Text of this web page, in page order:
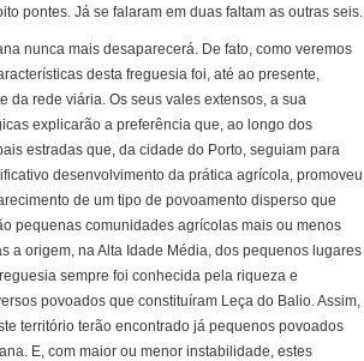
pontes. Já se falaram em duas faltam as outras seis.
nunca mais desaparecerá. De fato, como veremos
desta freguesia foi, até ao presente,
da rede viária. Os seus vales extensos, a sua
explicarão a preferência que, ao longo dos
estradas que, da cidade do Porto, seguiam para
desenvolvimento da prática agrícola, promoveu
de um tipo de povoamento disperso que
pequenas comunidades agrícolas mais ou menos
a origem, na Alta Idade Média, dos pequenos lugares
sempre foi conhecida pela riqueza e
povoados que constituíram Leça do Balio. Assim,
território terão encontrado já pequenos povoados
E, com maior ou menor instabilidade, estes